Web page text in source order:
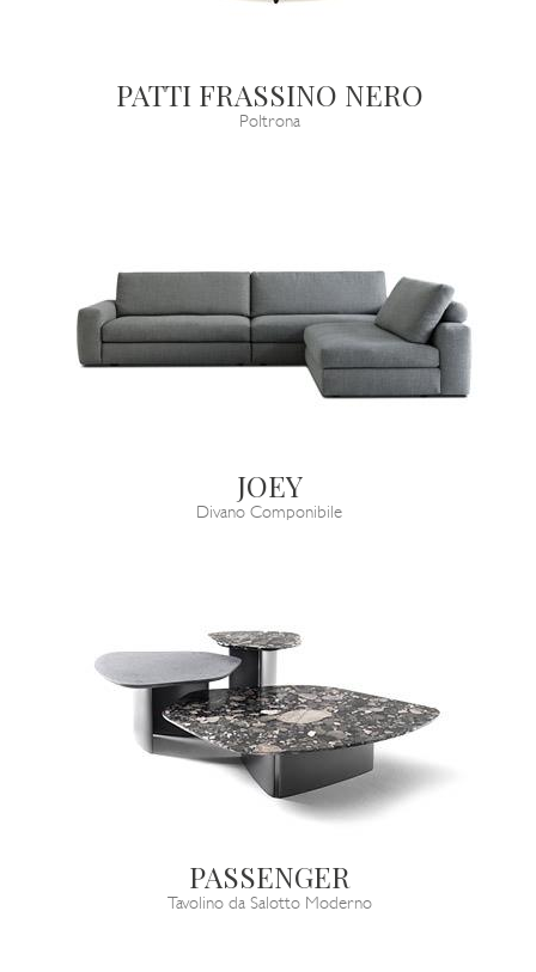
PATTI FRASSINO NERO
Poltrona
JOEY
Divano Componibile
PASSENGER
Tavolino da Salotto Moderno